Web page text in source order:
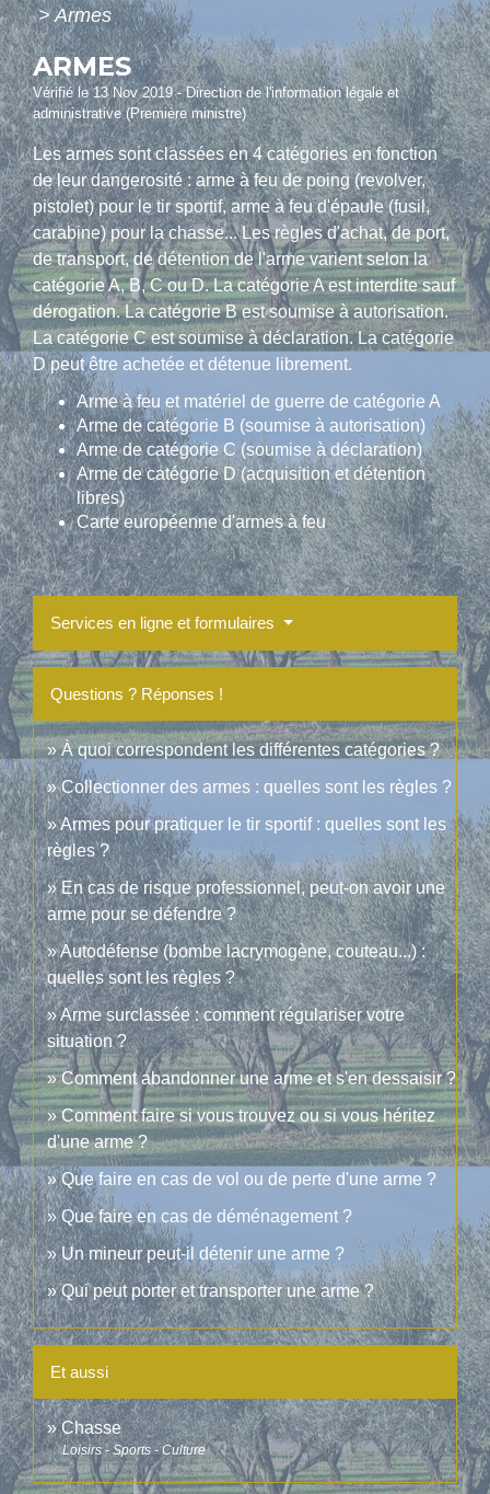
> Armes
ARMES
Vérifié le 13 Nov 2019 - Direction de l'information légale et
administrative (Première ministre)
Les armes sont classées en 4 catégories en fonction
de leur dangerosité : arme à feu de poing (revolver,
pistolet) pour le tir sportif, arme à feu d'épaule (fusil,
carabine) pour la chasse... Les règles d'achat, de port,
de transport, de détention de l'arme varient selon la
catégorie A, B, C ou D. La catégorie A est interdite sauf
dérogation. La catégorie B est soumise à autorisation.
La catégorie C est soumise à déclaration. La catégorie
D peut être achetée et détenue librement.
Arme à feu et matériel de guerre de catégorie A
Arme de catégorie B (soumise à autorisation)
Arme de catégorie C (soumise à déclaration)
Arme de catégorie D (acquisition et détention
libres)
Carte européenne d'armes à feu
Services en ligne et formulaires
Questions ? Réponses !
À quoi correspondent les différentes catégories ?
Collectionner des armes : quelles sont les règles ?
Armes pour pratiquer le tir sportif : quelles sont les
règles ?
En cas de risque professionnel, peut-on avoir une
arme pour se défendre ?
Autodéfense (bombe lacrymogène, couteau...) :
quelles sont les règles ?
Arme surclassée : comment régulariser votre
situation ?
Comment abandonner une arme et s'en dessaisir ?
Comment faire si vous trouvez ou si vous héritez
d'une arme ?
Que faire en cas de vol ou de perte d'une arme ?
Que faire en cas de déménagement ?
Un mineur peut-il détenir une arme ?
Qui peut porter et transporter une arme ?
Et aussi
Chasse
Loisirs - Sports - Culture